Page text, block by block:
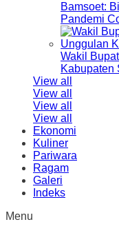
Bamsoet:
Pandemi
Wakil
Kabupaten
View all
View all
View all
View all
Ekonomi
Kuliner
Pariwara
Ragam
Galeri
Indeks
Menu